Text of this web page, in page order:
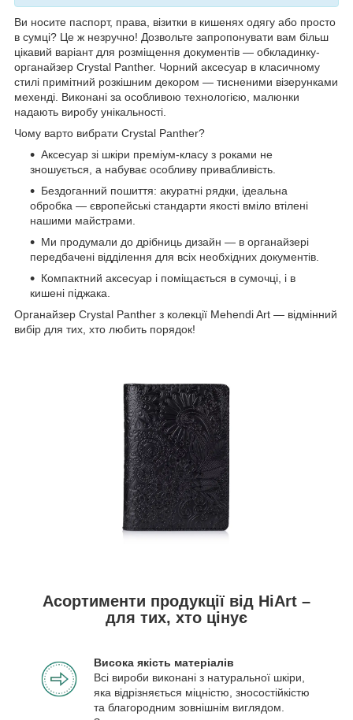
Ви носите паспорт, права, візитки в кишенях одягу або просто
в сумці? Це ж незручно! Дозвольте запропонувати вам більш
цікавий варіант для розміщення документів — обкладинку-
органайзер Crystal Panther. Чорний аксесуар в класичному
стилі примітний розкішним декором — тисненими візерунками
мехенді. Виконані за особливою технологією, малюнки
надають виробу унікальності.
Чому варто вибрати Crystal Panther?
Аксесуар зі шкіри преміум-класу з роками не
зношується, а набуває особливу привабливість.
Бездоганний пошиття: акуратні рядки, ідеальна
обробка — європейські стандарти якості вміло втілені
нашими майстрами.
Ми продумали до дрібниць дизайн — в органайзері
передбачені відділення для всіх необхідних документів.
Компактний аксесуар і поміщається в сумочці, і в
кишені піджака.
Органайзер Crystal Panther з колекції Mehendi Art — відмінний
вибір для тих, хто любить порядок!
Асортименти продукції від HiArt –
для тих, хто цінує
Висока якість матеріалів
Всі вироби виконані з натуральної шкіри,
яка відрізняється міцністю, зносостійкістю
та благородним зовнішнім виглядом.